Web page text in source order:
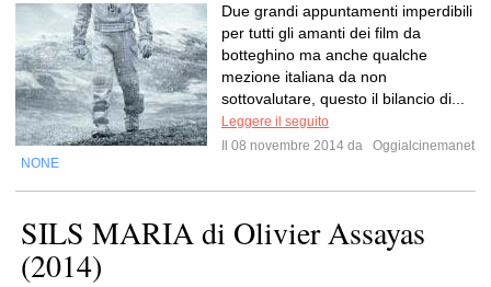
Due grandi appuntamenti imperdibili
per tutti gli amanti dei film da
botteghino ma anche qualche
mezione italiana da non
sottovalutare, questo il bilancio di...
Leggere il seguito
Il 08 novembre 2014 da
Oggialcinemanet
NONE
SILS MARIA di Olivier Assayas
(2014)